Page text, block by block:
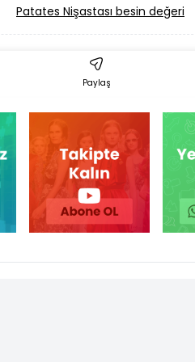
Patates Nişastası besin değeri
Paylaş